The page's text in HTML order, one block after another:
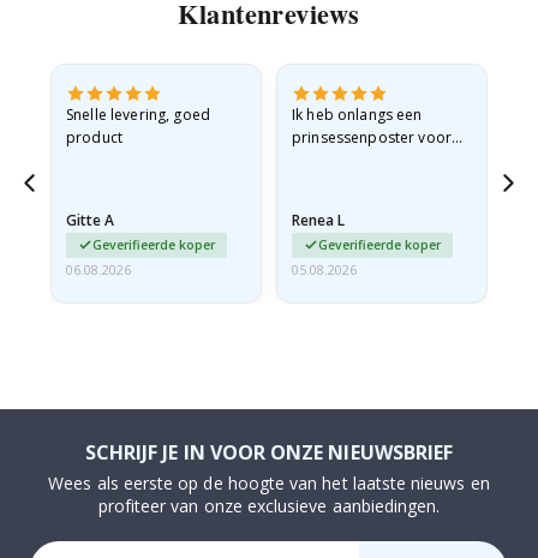
Klantenreviews
Snelle levering, goed
product
Gitte A
Geverifieerde koper
06.08.2026
Ik heb onlangs een
prinsessenposter voor
licht…
Renea L
Geverifieerde koper
05.08.2026
SCHRIJF JE IN VOOR ONZE NIEUWSBRIEF
Wees als eerste op de hoogte van het laatste nieuws en
profiteer van onze exclusieve aanbiedingen.